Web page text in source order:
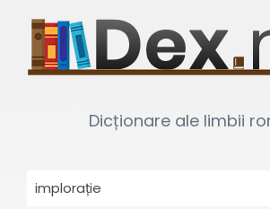
Dicționare ale limbii